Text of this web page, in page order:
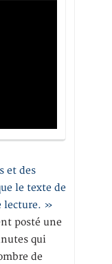
et des
le texte de
lecture. »
posté une
qui
de